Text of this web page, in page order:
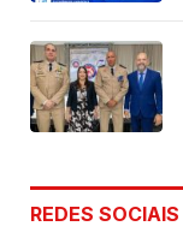
REDES SOCIAIS